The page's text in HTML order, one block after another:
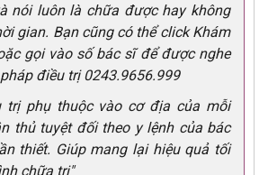
nói luôn là chữa được hay không
gian. Bạn cũng có thể click Khám
gọi vào số bác sĩ để được nghe
điều trị 0243.9656.999
trị phụ thuộc vào cơ địa của mỗi
thủ tuyệt đối theo y lệnh của bác
thiết. Giúp mang lại hiệu quả tối
chữa trị"